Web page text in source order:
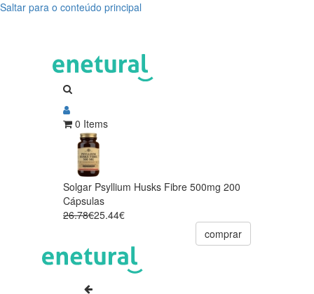
Saltar para o conteúdo principal
0 Items
Solgar Psyllium Husks Fibre 500mg 200
Cápsulas
26.78€25.44€
comprar